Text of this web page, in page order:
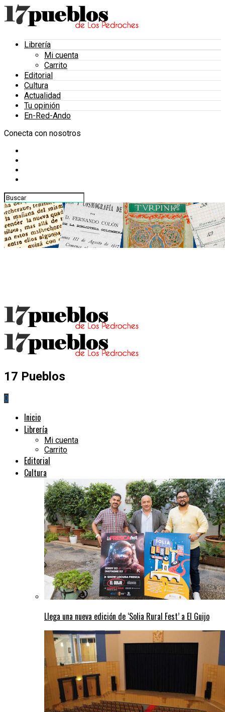
Librería
Mi cuenta
Carrito
Editorial
Cultura
Actualidad
Tu opinión
En-Red-Ando
Conecta con nosotros
17 Pueblos
0
Inicio
Librería
Mi cuenta
Carrito
Editorial
Cultura
Llega una nueva edición de ‘Solia Rural Fest’ a El Guijo